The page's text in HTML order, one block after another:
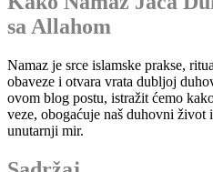
sa Allahom
Namaz je srce islamske prakse,
obaveze i otvara vrata dubljoj
ovom blog postu, istražit ćemo
veze, obogaćuje naš duhovni život
unutarnji mir.